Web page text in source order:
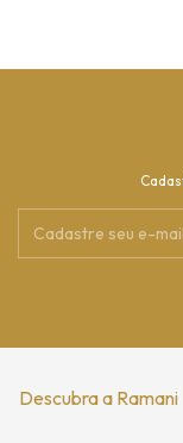
Descubra a Ramani